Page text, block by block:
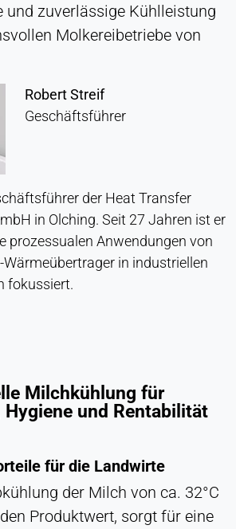
und zuverlässige Kühlleistung
Molkereibetriebe von
Robert Streif
Geschäftsführer
der Heat Transfer
in Olching. Seit 27 Jahren ist er
prozessualen Anwendungen von
in industriellen
fokussiert.
Milchkühlung für
und Rentabilität
für die Landwirte
der Milch von ca. 32°C
Produktwert, sorgt für eine
Technology
um die Leistung und
zu verbessern. Die Daten
verarbeitet.